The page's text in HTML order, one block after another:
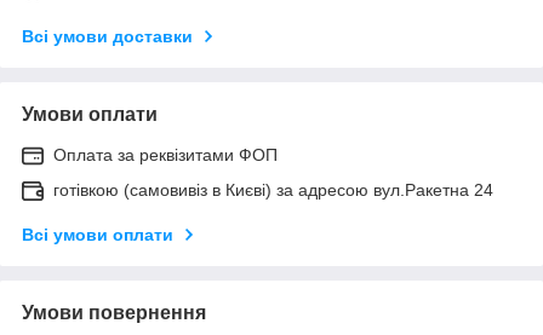
Всі умови доставки
Умови оплати
Оплата за реквізитами ФОП
готівкою (самовивіз в Києві) за адресою вул.Ракетна 24
Всі умови оплати
Умови повернення